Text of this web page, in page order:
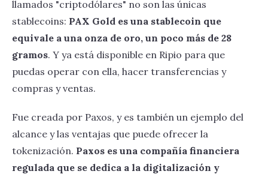
llamados "criptodólares" no son las únicas
stablecoins: PAX Gold es una stablecoin que
equivale a una onza de oro, un poco más de 28
gramos. Y ya está disponible en Ripio para que
puedas operar con ella, hacer transferencias y
compras y ventas.
Fue creada por Paxos, y es también un ejemplo del
alcance y las ventajas que puede ofrecer la
tokenización. Paxos es una compañía financiera
regulada que se dedica a la digitalización y